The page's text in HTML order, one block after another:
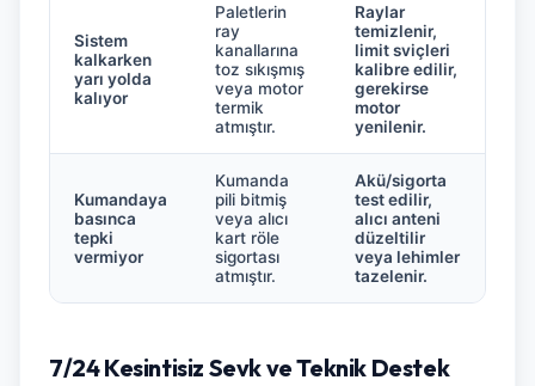
Sistem
kalkarken
yarı yolda
kalıyor
Paletlerin
ray
kanallarına
toz sıkışmış
veya motor
termik
atmıştır.
Raylar
temizlenir,
limit sviçleri
kalibre edilir,
gerekirse
motor
yenilenir.
Kumandaya
basınca
tepki
vermiyor
Kumanda
pili bitmiş
veya alıcı
kart röle
sigortası
atmıştır.
Akü/sigorta
test edilir,
alıcı anteni
düzeltilir
veya lehimler
tazelenir.
7/24 Kesintisiz Sevk ve Teknik Destek